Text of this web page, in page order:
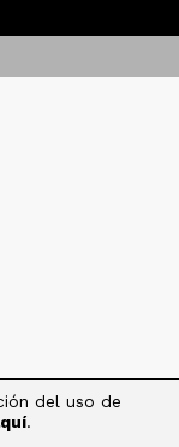
del uso de
.